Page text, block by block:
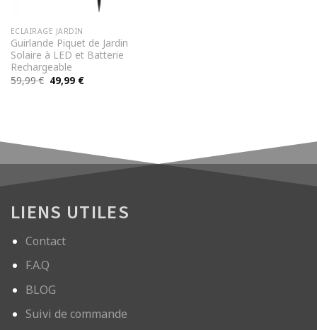
ECLAIRAGE JARDIN
Guirlande Piquet de Jardin
Solaire à LED et Batterie
Rechargeable
59,99€ Le
prix
49,99 €Le
prix
LIENS UTILES
Contact
F.A.Q
BLOG
Suivi de commande